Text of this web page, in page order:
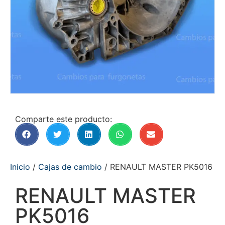
Comparte este producto:
Inicio / Cajas de cambio / RENAULT MASTER PK5016
RENAULT MASTER
PK5016